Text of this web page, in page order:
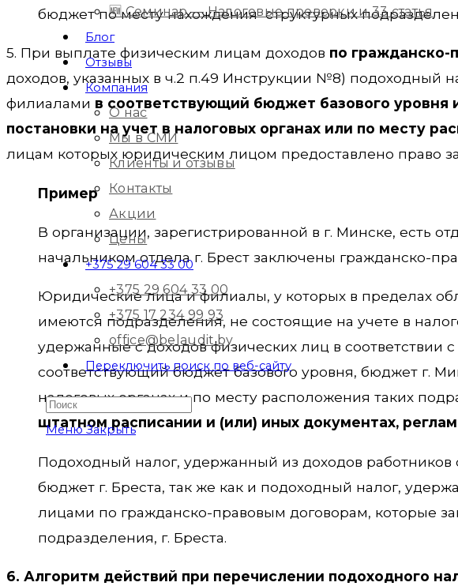
🆕 Семинар — Налоговые проверки и 33 статья
Блог
Отзывы
Компания
О нас
Мы в СМИ
Клиенты и отзывы
Контакты
Акции
Цены
+375 29 604 33 00
+375 29 604 33 00
+375 17 234 99 93
office@belaudit.by
Переключить поиск по веб-сайту
Меню Закрыть
бюджет по месту нахождения структурных
5. При выплате физическим лицам доходов по гражданско-
доходов, указанных в ч.2 п.49 Инструкции №8) подоходный
филиалами в соответствующий бюджет базового
постановки на учет в налоговых органах или по месту
лицам которых юридическим лицом предоставлено право
Пример
В организации, зарегистрированной в г. Минске, есть
начальником отдела г. Брест заключены гражданско-
Юридические лица и филиалы, у которых в пределах
имеются подразделения, не состоящие на учете в
удержанные с доходов физических лиц в соответствии
соответствующий бюджет базового уровня, бюджет г.
налоговых органах и по месту расположения таких
штатном расписании и (или) иных документах,
Подоходный налог, удержанный из доходов работников
бюджет г. Бреста, так же как и подоходный налог,
лицами по гражданско-правовым договорам, которые
подразделения, г. Бреста.
6. Алгоритм действий при перечислении подоходного